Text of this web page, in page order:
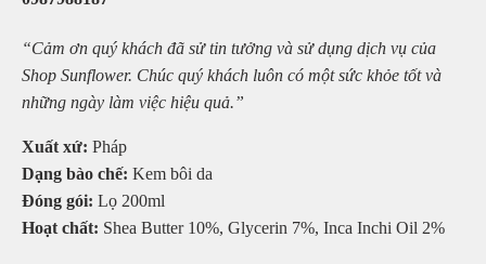
“Cảm ơn quý khách đã sử tin tưởng và sử dụng dịch vụ của
Shop Sunflower. Chúc quý khách luôn có một sức khỏe tốt và
những ngày làm việc hiệu quả.”
Xuất xứ: Pháp
Dạng bào chế: Kem bôi da
Đóng gói: Lọ 200ml
Hoạt chất: Shea Butter 10%, Glycerin 7%, Inca Inchi Oil 2%